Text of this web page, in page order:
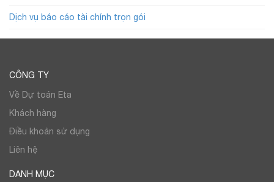
Dịch vụ báo cáo tài chính trọn gói
CÔNG TY
Về Dự toán Eta
Khách hàng
Điều khoản sử dụng
Liên hệ
DANH MỤC